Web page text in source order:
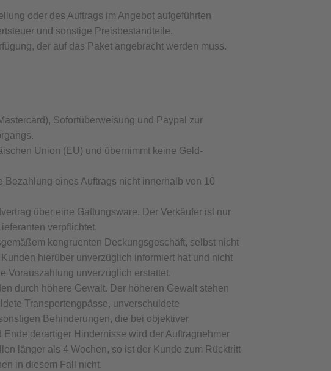
oder des Auftrags im Angebot aufgeführten
und sonstige Preisbestandteile.
der auf das Paket angebracht werden muss.
Sofortüberweisung und Paypal zur
Union (EU) und übernimmt keine Geld-
eines Auftrags nicht innerhalb von 10
über eine Gattungsware. Der Verkäufer ist nur
verpflichtet.
kongruenten Deckungsgeschäft, selbst nicht
hierüber unverzüglich informiert hat und nicht
Vorauszahlung unverzüglich erstattet.
durch höhere Gewalt. Der höheren Gewalt stehen
Transportengpässe, unverschuldete
Behinderungen, die bei objektiver
derartiger Hindernisse wird der Auftragnehmer
länger als 4 Wochen, so ist der Kunde zum Rücktritt
in diesem Fall nicht.